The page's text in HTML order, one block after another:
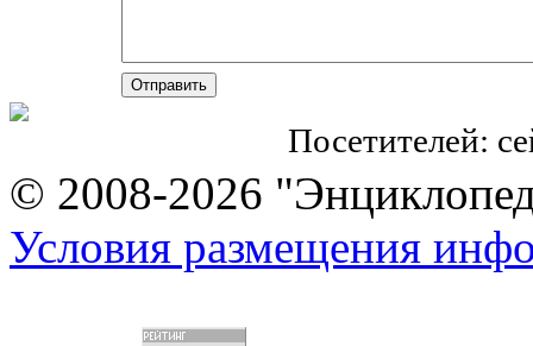
Посетителей:
© 2008-2026
Условия размещения